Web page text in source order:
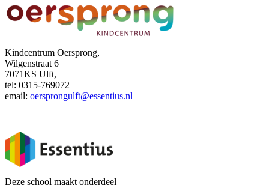
Kindcentrum Oersprong,
Wilgenstraat 6
7071KS Ulft,
tel: 0315-769072
email: oersprongulft@essentius.nl
Deze school maakt onderdeel